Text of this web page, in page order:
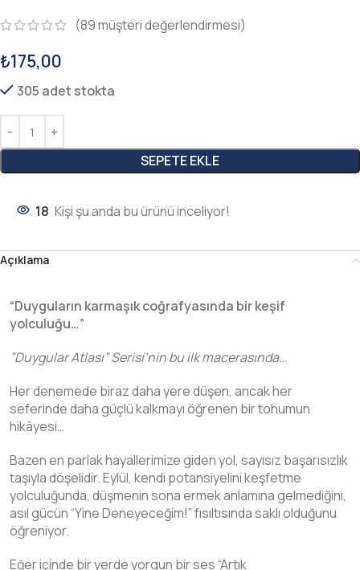
(89müşteri değerlendirmesi)
₺175,00
305 adet stokta
SEPETE EKLE
18 Kişi şu anda bu ürünü inceliyor!
Açıklama
“Duyguların karmaşık coğrafyasında bir keşif
yolculuğu…”
​”Duygular Atlası” Serisi’nin bu ilk macerasında…
​Her denemede biraz daha yere düşen, ancak her
seferinde daha güçlü kalkmayı öğrenen bir tohumun
hikâyesi…
​Bazen en parlak hayallerimize giden yol, sayısız başarısızlık
taşıyla döşelidir. Eylül, kendi potansiyelini keşfetme
yolculuğunda, düşmenin sona ermek anlamına gelmediğini,
asıl gücün “Yine Deneyeceğim!” fısıltısında saklı olduğunu
öğreniyor.
​Eğer içinde bir yerde yorgun bir ses “Artık